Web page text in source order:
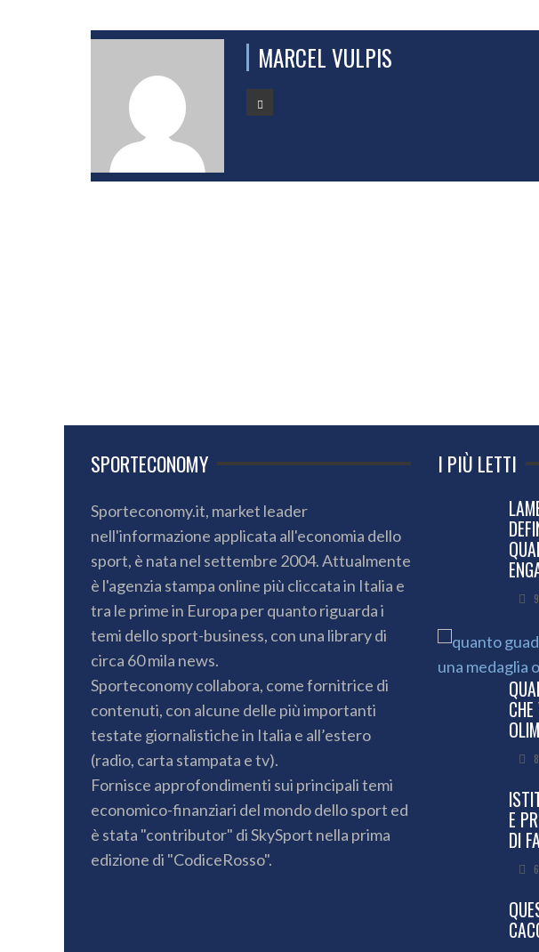
MARCEL VULPIS
SPORTECONOMY
Sporteconomy.it, market leader
nell'informazione applicata all'economia dello
sport, è nata nel settembre 2004. Attualmente
è l'agenzia stampa online più cliccata in Italia e
tra le prime in Europa per quanto riguarda i
temi dello sport-business, con una library di
circa 60 mila news.
Sporteconomy collabora, come fornitrice di
contenuti, con alcune delle più importanti
testate giornalistiche in Italia e all’estero
(radio, carta stampata e tv).
Fornisce approfondimenti sui principali temi
economico-finanziari del mondo dello sport ed
è stata "contributor" di SkySport nella prima
edizione di "CodiceRosso".
I PIÙ LETTI
E
DI